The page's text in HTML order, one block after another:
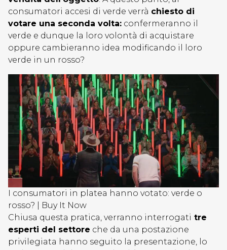
consumatori accesi di verde verrà chiesto di
votare una seconda volta: confermeranno il
verde e dunque la loro volontà di acquistare
oppure cambieranno idea modificando il loro
verde in un rosso?
I consumatori in platea hanno votato: verde o
rosso? | Buy It Now
Chiusa questa pratica, verranno interrogati tre
esperti del settore che da una postazione
privilegiata hanno seguito la presentazione, lo